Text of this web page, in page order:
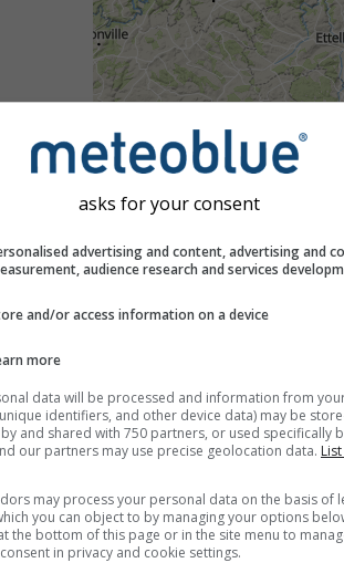
asks for your consent
advertising and content, advertising and
audience research and services
and/or access information on a device
more
data will be processed and information from
identifiers, and other device data) may be
and shared with 750 partners, or used specifically
our partners may use precise geolocation data.
may process your personal data on the basis of
you can object to by managing your options
the bottom of this page or in the site menu to
in privacy and cookie settings.